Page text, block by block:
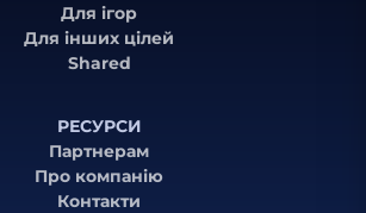
Для ігор
Для інших цілей
Shared
РЕСУРСИ
Партнерам
Про компанію
Контакти